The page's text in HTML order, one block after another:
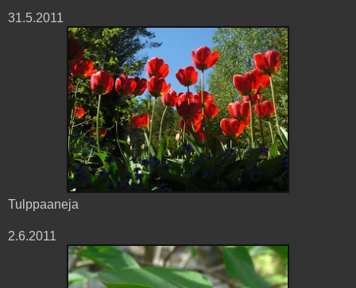
31.5.2011
Tulppaaneja
2.6.2011